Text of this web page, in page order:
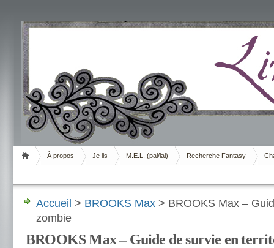
Livrement
À propos Je lis M.E.L. (pal/lal) Recherche Fantasy
Accueil > BROOKS Max > BROOKS Max –
zombie
BROOKS Max – Guide de survie en